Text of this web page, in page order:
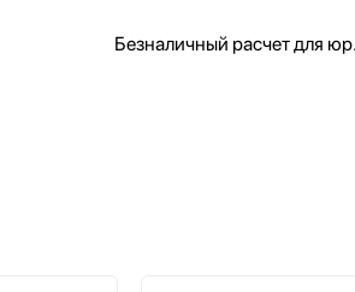
Безналичный расчет для